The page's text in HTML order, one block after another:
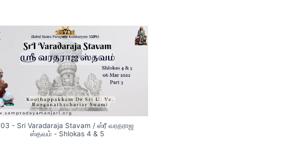
03 - Sri Varadaraja Stavam / ஸ்ரீ வரதராஜ
ஸ்தவம் - Shlokas 4 & 5